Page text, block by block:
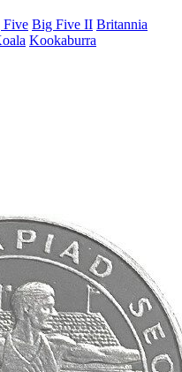
Five Big Five II Britannia
Kookaburra